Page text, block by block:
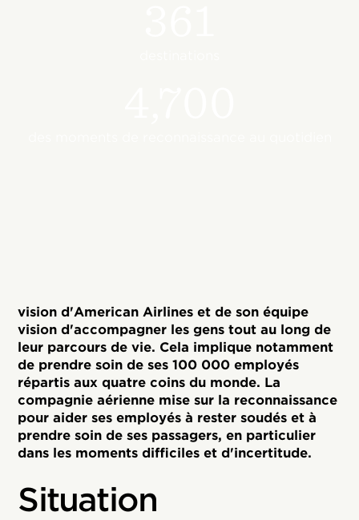
vision d'American Airlines et de son équipe
vision d'accompagner les gens tout au long de
leur parcours de vie. Cela implique notamment
de prendre soin de ses 100 000 employés
répartis aux quatre coins du monde. La
compagnie aérienne mise sur la reconnaissance
pour aider ses employés à rester soudés et à
prendre soin de ses passagers, en particulier
dans les moments difficiles et d'incertitude.
Situation